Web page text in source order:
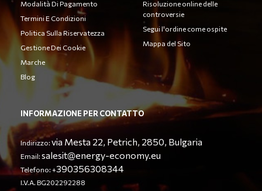
Modalità Di Pagamento
Termini E Condizioni
Politica Sulla Riservatezza
Gestione Dei Cookie
Marche
Blog
Risoluzione online delle
controversie
Segui l'ordine come ospite
Mappa del Sito
INFORMAZIONE PER CONTATTO
Indirizzo:via Mesta 22, Petrich, 2850, Bulgaria
Email:salesit@energy-economy.eu
Telefono: +390356308344
I.V.A. BG202292288